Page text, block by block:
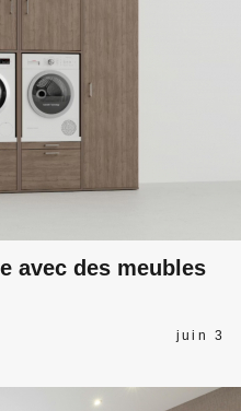
avec des meubles
juin 3